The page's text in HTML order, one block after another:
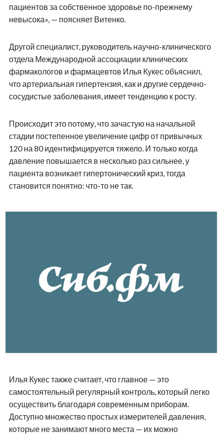
пациентов за собственное здоровье по-прежнему
невысока», — поясняет Витенко.
Другой специалист, руководитель научно-клинического
отдела Международной ассоциации клинических
фармакологов и фармацевтов Илья Кукес объяснил,
что артериальная гипертензия, как и другие сердечно-
сосудистые заболевания, имеет тенденцию к росту.
Происходит это потому, что зачастую на начальной
стадии постепенное увеличение цифр от привычных
120 на 80 идентифицируется тяжело. И только когда
давление повышается в несколько раз сильнее, у
пациента возникает гипертонический криз, тогда
становится понятно: что-то не так.
Илья Кукес также считает, что главное — это
самостоятельный регулярный контроль, который легко
осуществить благодаря современным приборам.
Доступно множество простых измерителей давления,
которые не занимают много места — их можно